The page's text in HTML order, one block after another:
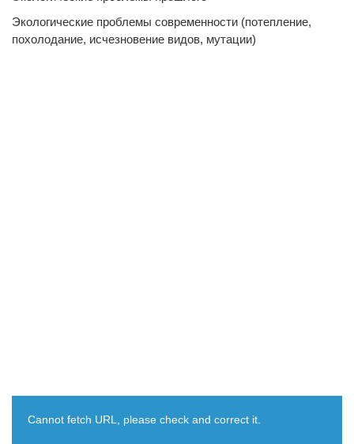
Экологические проблемы современности (потепление,
похолодание, исчезновение видов, мутации)
Cannot fetch URL, please check and correct it.